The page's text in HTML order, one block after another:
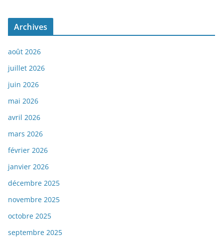
Archives
août 2026
juillet 2026
juin 2026
mai 2026
avril 2026
mars 2026
février 2026
janvier 2026
décembre 2025
novembre 2025
octobre 2025
septembre 2025